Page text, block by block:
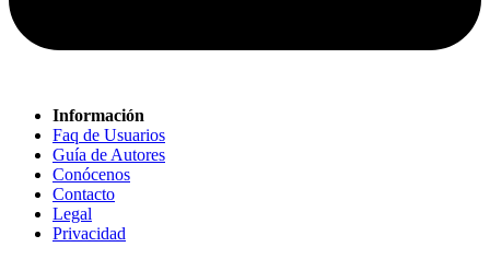
Información
Faq de Usuarios
Guía de Autores
Conócenos
Contacto
Legal
Privacidad